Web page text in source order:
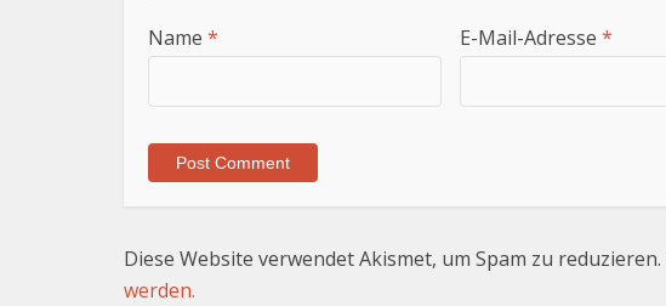
Name * E-Mail-Adresse *
Diese Website verwendet Akismet, um Spam zu reduzieren.
werden.